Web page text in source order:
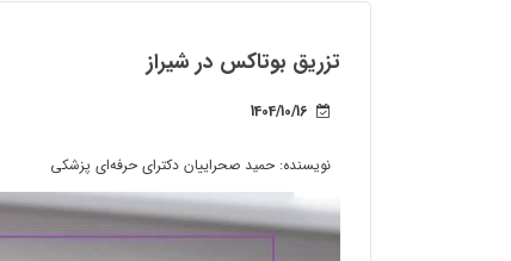
تزریق بوتاکس در شیراز
1404/10/16
نویسنده: حمید صحراییان دکترای حرفه‌ای پزشکی